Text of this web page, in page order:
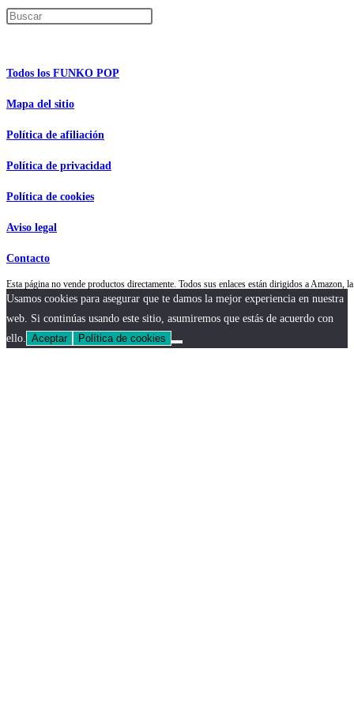
Todos los FUNKO POP
Mapa del sitio
Política de afiliación
Política de privacidad
Política de cookies
Aviso legal
Contacto
Esta página no vende productos directamente. Todos sus enlaces están dirigidos a
Usamos cookies para asegurar que te damos la mejor experiencia en nuestra
web. Si continúas usando este sitio, asumiremos que estás de acuerdo con
ello. Aceptar Política de cookies